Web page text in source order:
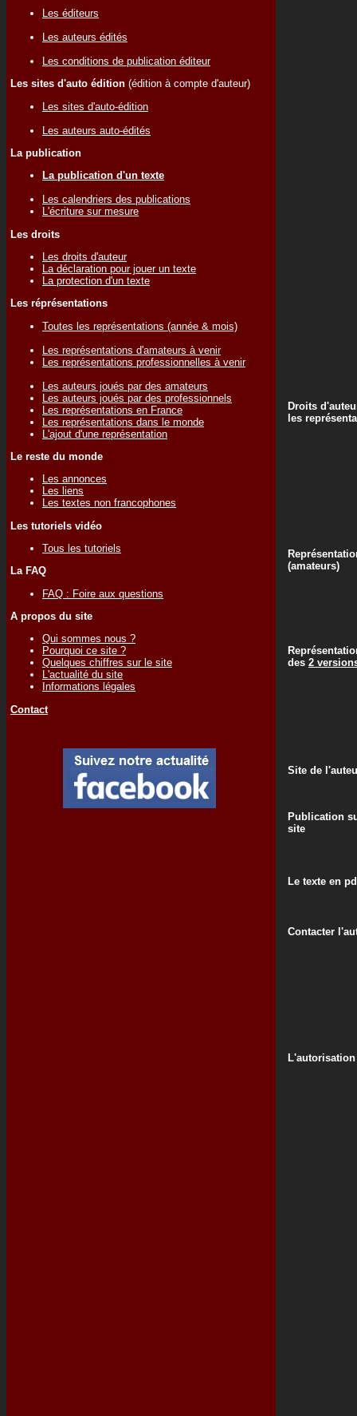
Les éditeurs
Les auteurs édités
Les conditions de publication éditeur
Les sites d'auto édition (édition à compte d'auteur)
Les sites d'auto-édition
Les auteurs auto-édités
La publication
La publication d'un texte
Les calendriers des publications
L'écriture sur mesure
Les droits
Les droits d'auteur
La déclaration pour jouer un texte
La protection d'un texte
Les réprésentations
Toutes les représentations (année & mois)
Les représentations d'amateurs à venir
Les représentations professionnelles à venir
Les auteurs joués par des amateurs
Les auteurs joués par des professionnels
Les représentations en France
Les représentations dans le monde
L'ajout d'une représentation
Le reste du monde
Les annonces
Les liens
Les textes non francophones
Les tutoriels vidéo
Tous les tutoriels
La FAQ
FAQ : Foire aux questions
A propos du site
Qui sommes nous ?
Pourquoi ce site ?
Quelques chiffres sur le site
L'actualité du site
Informations légales
Contact
Droits
les
(amateurs)
des 2
Site de
Publication
site
Le texte en
Contacter
L'autorisation